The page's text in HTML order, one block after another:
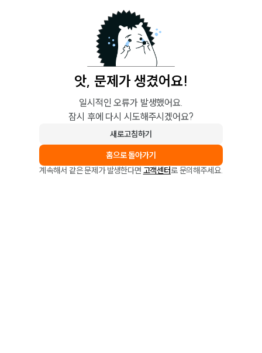
앗, 문제가 생겼어요!
일시적인 오류가 발생했어요.
잠시 후에 다시 시도해주시겠어요?
새로고침하기
홈으로 돌아가기
계속해서 같은 문제가 발생한다면 고객센터로 문의해주세요.